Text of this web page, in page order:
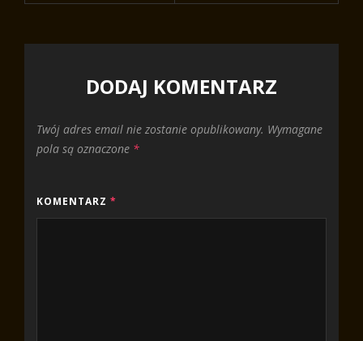
DODAJ KOMENTARZ
Twój adres email nie zostanie opublikowany. Wymagane
pola są oznaczone *
KOMENTARZ *